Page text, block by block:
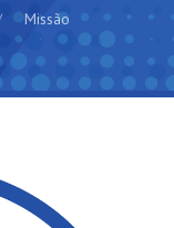
Missão